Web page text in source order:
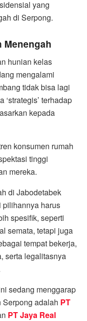
yang
di Serpong.
Menengah
hunian kelas
mengalami
tidak bisa lagi
terhadap
kepada
konsumen rumah
tinggi
mereka.
di Jabodetabek
pilihannya harus
spesifik, seperti
semata, tetapi juga
tempat bekerja,
serta legalitasnya
sedang menggarap
adalah PT
PT Jaya Real